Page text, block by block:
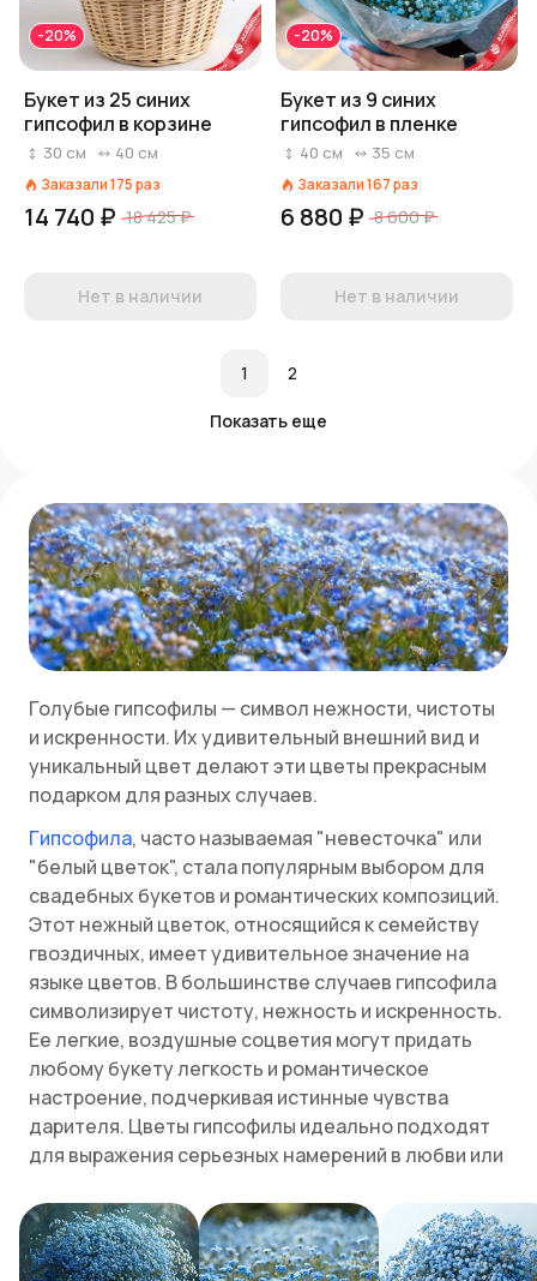
-20%
Букет из 25 синих
гипсофил в корзине
30 см 40 см
Заказали175раз
14 740 ₽ 18 425 ₽
Нет в наличии
-20%
Букет из 9 синих
гипсофил в пленке
40 см 35 см
Заказали167раз
6 880 ₽ 8 600 ₽
Нет в наличии
1 2
Показать еще
Голубые гипсофилы — символ нежности, чистоты
и искренности. Их удивительный внешний вид и
уникальный цвет делают эти цветы прекрасным
подарком для разных случаев.
Гипсофила, часто называемая "невесточка" или
"белый цветок", стала популярным выбором для
свадебных букетов и романтических композиций.
Этот нежный цветок, относящийся к семейству
гвоздичных, имеет удивительное значение на
языке цветов. В большинстве случаев гипсофила
символизирует чистоту, нежность и искренность.
Ее легкие, воздушные соцветия могут придать
любому букету легкость и романтическое
настроение, подчеркивая истинные чувства
дарителя. Цветы гипсофилы идеально подходят
для выражения серьезных намерений в любви или
надежды и поддержки.
Почему дарят голубые гипсофилы